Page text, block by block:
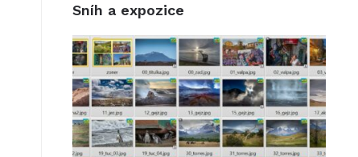
Sníh a expozice